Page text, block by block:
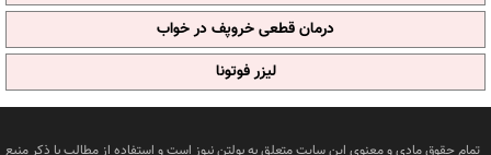
درمان قطعی خروپف در خواب
لیزر فوتونا
تمام حقوق مادی و معنوی این سایت متعلق به بولتن نیوز است و استفاده از مطالب با ذکر منبع